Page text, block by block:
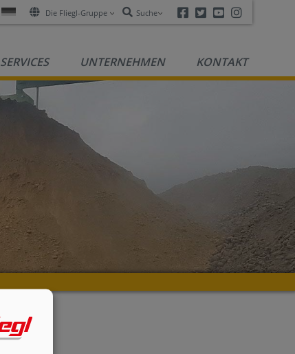
Die Fliegl-Gruppe Suche Facebook
TwitterYoutube
SERVICES UNTERNEHMEN KONTAKT